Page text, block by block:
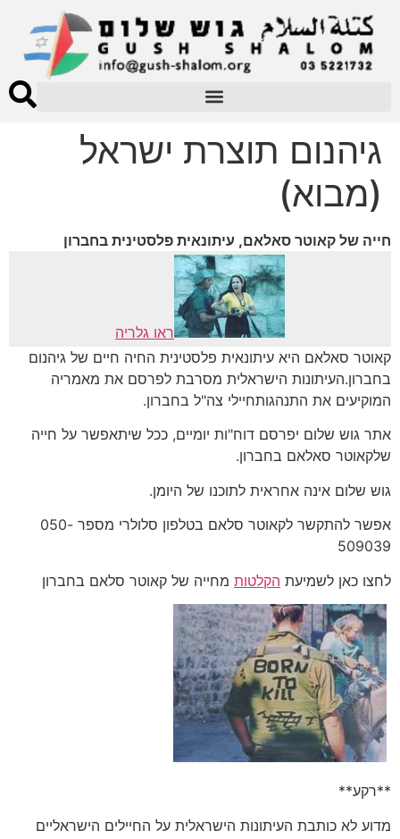
גיהנום תוצרת ישראל
(מבוא)
חייה של קאוטר סאלאם, עיתונאית פלסטינית בחברון
ראו גלריה
קאוטר סאלאם היא עיתונאית פלסטינית החיה חיים של גיהנום
בחברון.העיתונות הישראלית מסרבת לפרסם את מאמריה
המוקיעים את התנהגותחיילי צה"ל בחברון.
אתר גוש שלום יפרסם דוח"ות יומיים, ככל שיתאפשר על חייה
שלקאוטר סאלאם בחברון.
גוש שלום אינה אחראית לתוכנו של היומן.
אפשר להתקשר לקאוטר סלאם בטלפון סלולרי מספר 050-
509039
לחצו כאן לשמיעת הקלטות מחייה של קאוטר סלאם בחברון
**רקע**
מדוע לא כותבת העיתונות הישראלית על החיילים הישראליים